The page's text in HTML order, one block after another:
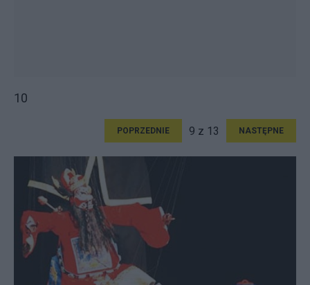
10
POPRZEDNIE 9 z 13 NASTĘPNE